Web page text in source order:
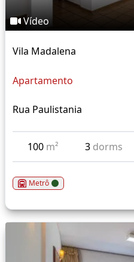
Vídeo
Vila Madalena
Apartamento
Rua Paulistania
100 m² 3 dorms
Metrô